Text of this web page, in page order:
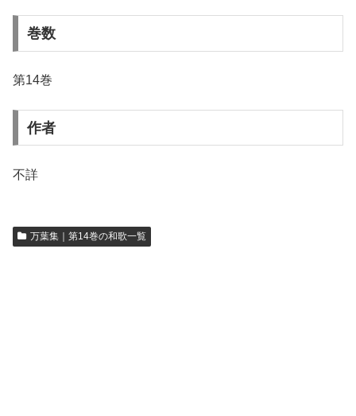
巻数
第14巻
作者
不詳
万葉集｜第14巻の和歌一覧